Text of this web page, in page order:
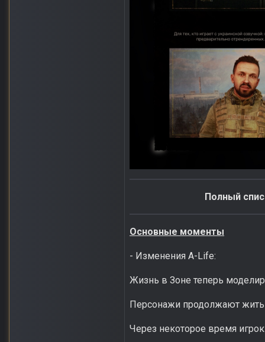
Полный
Основные моменты
- Изменения A-Life:
Жизнь в Зоне теперь
Персонажи продолжают жить
Через некоторое время